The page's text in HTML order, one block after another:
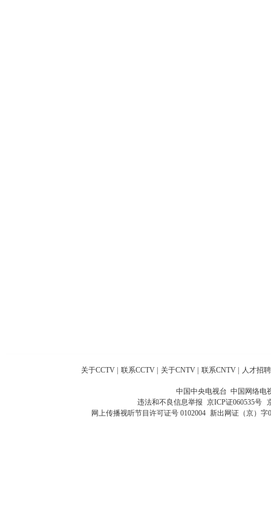
关于CCTV 联系CCTV 关于CNTV 联系CNTV 人才招聘
中国中央电视台 中国网络电
违法和不良信息举报 京ICP证060535号
网上传播视听节目许可证号 0102004 新出网证（京）